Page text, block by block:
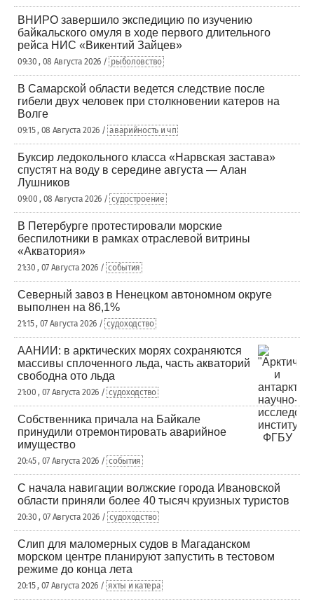
ВНИРО завершило экспедицию по изучению
байкальского омуля в ходе первого длительного
рейса НИС «Викентий Зайцев»
09:30 , 08 Августа 2026 / рыболовство
В Самарской области ведется следствие после
гибели двух человек при столкновении катеров на
Волге
09:15 , 08 Августа 2026 / аварийность и чп
Буксир ледокольного класса «Нарвская застава»
спустят на воду в середине августа — Алан
Лушников
09:00 , 08 Августа 2026 / судостроение
В Петербурге протестировали морские
беспилотники в рамках отраслевой витрины
«Акватория»
21:30 , 07 Августа 2026 / события
Северный завоз в Ненецком автономном округе
выполнен на 86,1%
21:15 , 07 Августа 2026 / судоходство
ААНИИ: в арктических морях сохраняются
массивы сплоченного льда, часть акваторий
свободна ото льда
21:00 , 07 Августа 2026 / судоходство
Собственника причала на Байкале
принудили отремонтировать аварийное
имущество
20:45 , 07 Августа 2026 / события
С начала навигации волжские города Ивановской
области приняли более 40 тысяч круизных туристов
20:30 , 07 Августа 2026 / судоходство
Слип для маломерных судов в Магаданском
морском центре планируют запустить в тестовом
режиме до конца лета
20:15 , 07 Августа 2026 / яхты и катера